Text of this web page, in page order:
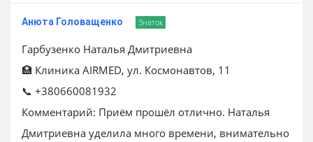
Анюта Головащенко Знаток
Гарбузенко Наталья Дмитриевна
🏥 Клиника AIRMED, ул. Космонавтов, 11
📞 +380660081932
Комментарий: Приём прошёл отлично. Наталья
Дмитриевна уделила много времени, внимательно